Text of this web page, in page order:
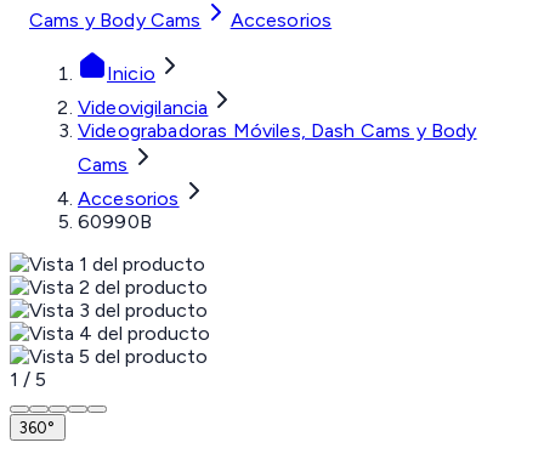
Cams y Body Cams
Accesorios
Inicio
Videovigilancia
Videograbadoras Móviles, Dash Cams y Body
Cams
Accesorios
60990B
1 / 5
360°